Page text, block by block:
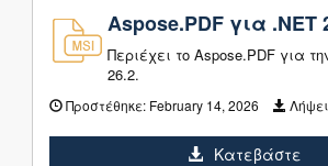
Aspose.PDF για .NET
Περιέχει το Aspose.PDF για
26.2.
Προστέθηκε: February 14, 2026
Κατεβάστε